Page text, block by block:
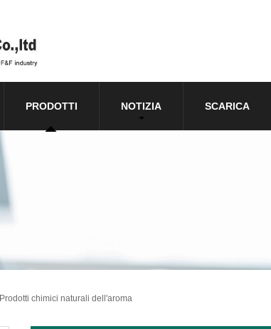
PRODOTTI NOTIZIA SCARICA
Prodotti chimici naturali dell'aroma